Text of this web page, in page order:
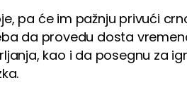
pa će im pažnju privući
da provedu dosta
kao i da posegnu za